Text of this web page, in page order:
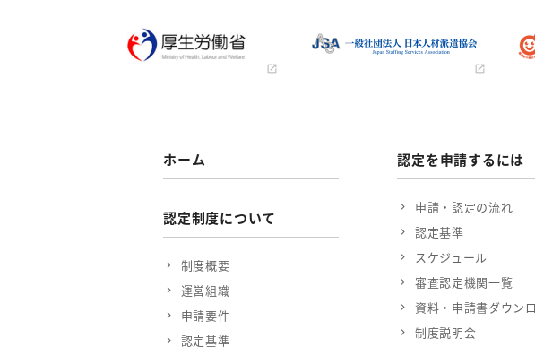
ホーム
認定制度について
制度概要
運営組織
申請要件
認定基準
認定を申請するには
申請・認定の流れ
認定基準
スケジュール
審査認定機関一覧
資料・申請書ダウン
制度説明会